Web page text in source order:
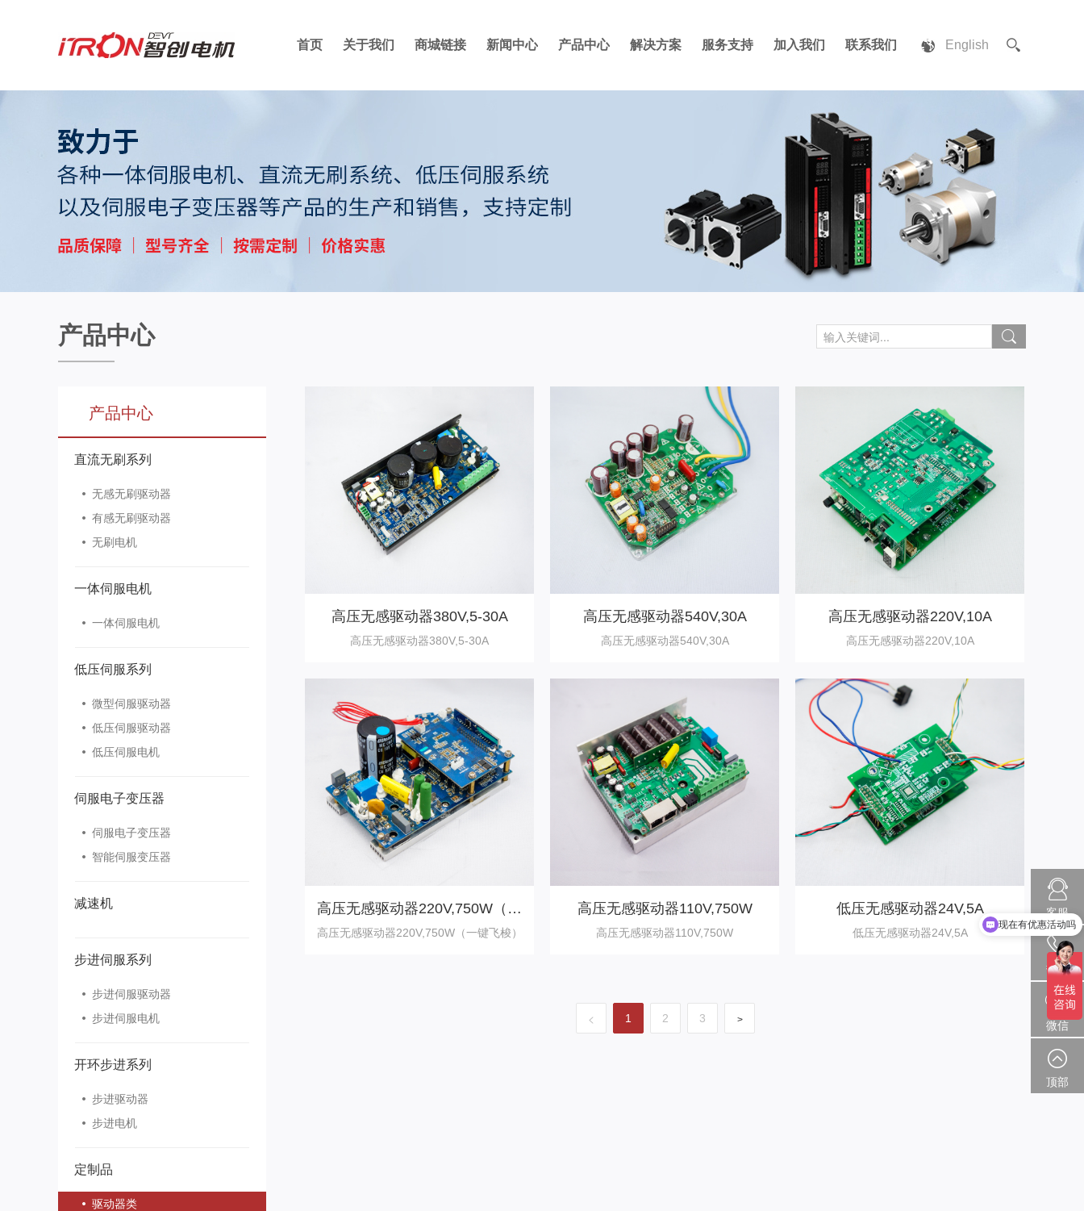
首页 关于我们 商城链接 新闻中心 产品中心 解决方案 服务支持 加入我们 联系我们 English
产品中心
产品中心
直流无刷系列
无感无刷驱动器
有感无刷驱动器
无刷电机
一体伺服电机
一体伺服电机
低压伺服系列
微型伺服驱动器
低压伺服驱动器
低压伺服电机
伺服电子变压器
伺服电子变压器
智能伺服变压器
减速机
步进伺服系列
步进伺服驱动器
步进伺服电机
开环步进系列
步进驱动器
步进电机
定制品
驱动器类
高压无感驱动器380V,5-30A
高压无感驱动器380V,5-30A
高压无感驱动器540V,30A
高压无感驱动器540V,30A
高压无感驱动器220V,10A
高压无感驱动器220V,10A
高压无感驱动器220V,750W（一
键飞梭）
高压无感驱动器220V,750W（一键飞梭）
高压无感驱动器110V,750W
高压无感驱动器110V,750W
低压无感驱动器24V,5A
低压无感驱动器24V,5A
< 1 2 3 >
客服
热线
微信
顶部
现在有优惠活动吗